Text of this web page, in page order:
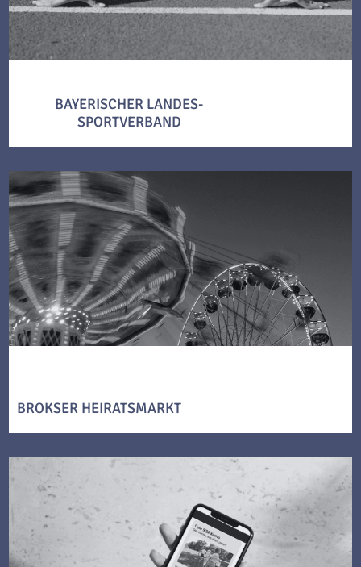
BAYERISCHER LANDES-
SPORTVERBAND
BROKSER HEIRATSMARKT